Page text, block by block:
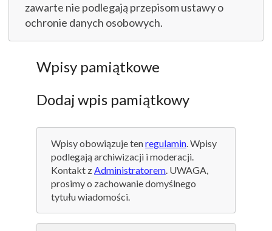
zawarte nie podlegają przepisom ustawy o
ochronie danych osobowych.
Wpisy pamiątkowe
Dodaj wpis pamiątkowy
Wpisy obowiązuje tenregulamin. Wpisy
podlegają archiwizacji i moderacji.
Kontakt zAdministratorem. UWAGA,
prosimy o zachowanie domyślnego
tytułu wiadomości.